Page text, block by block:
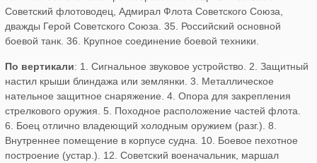
Советский флотоводец, Адмирал Флота Советского Союза,
дважды Герой Советского Союза. 35. Российский основной
боевой танк. 36. Крупное соединение боевой техники.
По вертикали: 1. Сигнальное звуковое устройство. 2. Защитный
настил крыши блиндажа или землянки. 3. Металлическое
нательное защитное снаряжение. 4. Опора для закрепления
стрелкового оружия. 5. Походное расположение частей флота.
6. Боец отлично владеющий холодным оружием (разг.). 8.
Внутреннее помещение в корпусе судна. 10. Боевое пехотное
построение (устар.). 12. Советский военачальник, маршал